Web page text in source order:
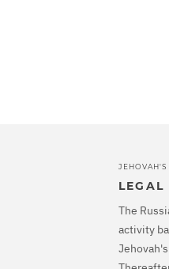
JEHOVAH'S
LEGAL
The
activity